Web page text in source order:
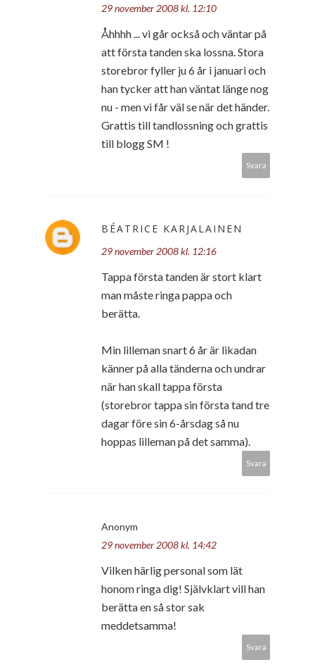
29 november 2008 kl. 12:10
Åhhhh ... vi går också och väntar på
att första tanden ska lossna. Stora
storebror fyller ju 6 år i januari och
han tycker att han väntat länge nog
nu - men vi får väl se när det händer.
Grattis till tandlossning och grattis
till blogg SM !
Svara
BÉATRICE KARJALAINEN
29 november 2008 kl. 12:16
Tappa första tanden är stort klart
man måste ringa pappa och
berätta.
Min lilleman snart 6 år är likadan
känner på alla tänderna och undrar
när han skall tappa första
(storebror tappa sin första tand tre
dagar före sin 6-årsdag så nu
hoppas lilleman på det samma).
Svara
Anonym
29 november 2008 kl. 14:42
Vilken härlig personal som lät
honom ringa dig! Självklart vill han
berätta en så stor sak
meddetsamma!
Svara